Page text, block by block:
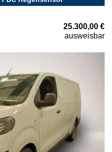
25.300,00 €
ausweisbar